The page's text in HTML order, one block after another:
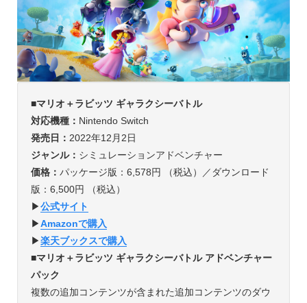
■マリオ＋ラビッツ ギャラクシーバトル
対応機種： Nintendo Switch
発売日： 2022年12月2日
ジャンル： シミュレーションアドベンチャー
価格： パッケージ版：6,578円 （税込）／ダウンロード
版：6,500円 （税込）
▶︎公式サイト
▶︎Amazonで購入
▶︎楽天ブックスで購入
■マリオ＋ラビッツ ギャラクシーバトル アドベンチャー
パック
複数の追加コンテンツが含まれた追加コンテンツのダウ